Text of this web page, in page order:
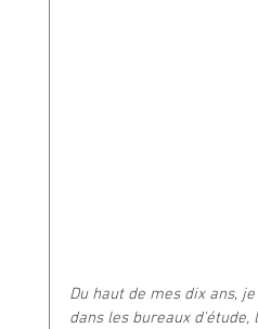
Du haut de mes dix ans,
dans les bureaux